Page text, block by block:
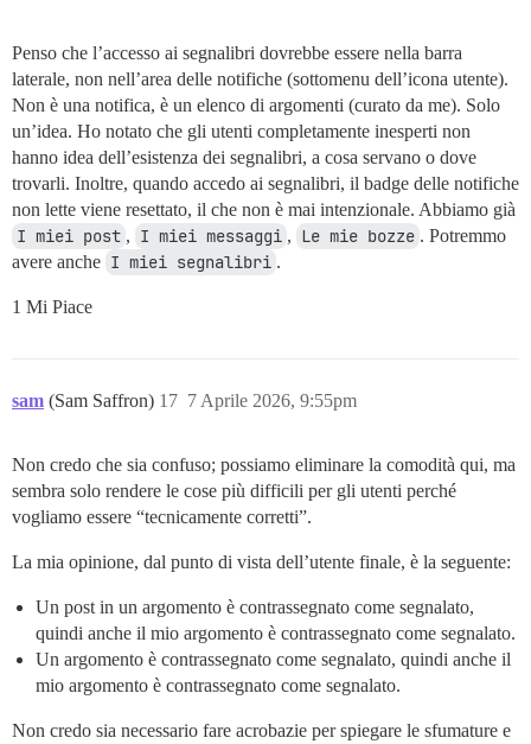
Penso che l’accesso ai segnalibri dovrebbe essere nella barra
laterale, non nell’area delle notifiche (sottomenu dell’icona utente).
Non è una notifica, è un elenco di argomenti (curato da me). Solo
un’idea. Ho notato che gli utenti completamente inesperti non
hanno idea dell’esistenza dei segnalibri, a cosa servano o dove
trovarli. Inoltre, quando accedo ai segnalibri, il badge delle notifiche
non lette viene resettato, il che non è mai intenzionale. Abbiamo già
I miei post , I miei messaggi , Le mie bozze . Potremmo
avere anche I miei segnalibri .
1 Mi Piace
sam (Sam Saffron) 7 Aprile 2026, 9:55pm
17
Non credo che sia confuso; possiamo eliminare la comodità qui, ma
sembra solo rendere le cose più difficili per gli utenti perché
vogliamo essere “tecnicamente corretti”.
La mia opinione, dal punto di vista dell’utente finale, è la seguente:
Un post in un argomento è contrassegnato come segnalato,
quindi anche il mio argomento è contrassegnato come segnalato.
Un argomento è contrassegnato come segnalato, quindi anche il
mio argomento è contrassegnato come segnalato.
Non credo sia necessario fare acrobazie per spiegare le sfumature e